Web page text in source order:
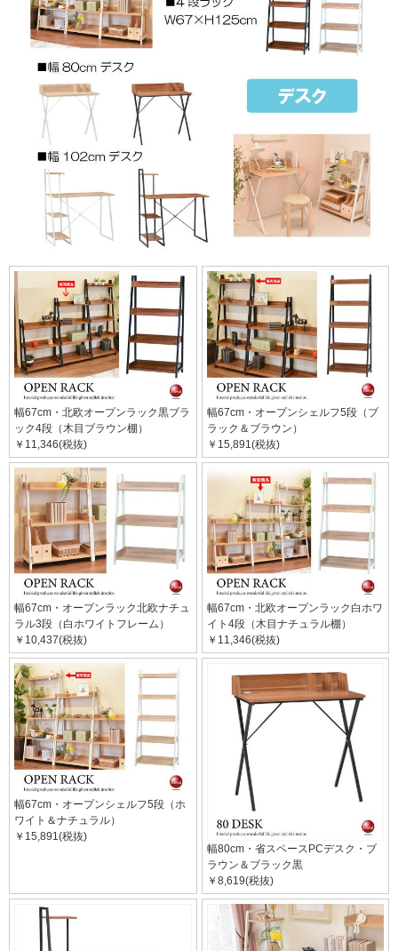
幅67cm・北欧オープンラック黒ブラ
ック4段（木目ブラウン棚）
￥11,346(税抜)
幅67cm・オープンシェルフ5段（ブ
ラック＆ブラウン）
￥15,891(税抜)
幅67cm・オープンラック北欧ナチュ
ラル3段（白ホワイトフレーム）
￥10,437(税抜)
幅67cm・北欧オープンラック白ホワ
イト4段（木目ナチュラル棚）
￥11,346(税抜)
幅67cm・オープンシェルフ5段（ホ
ワイト＆ナチュラル）
￥15,891(税抜)
幅80cm・省スペースPCデスク・ブ
ラウン＆ブラック黒
￥8,619(税抜)